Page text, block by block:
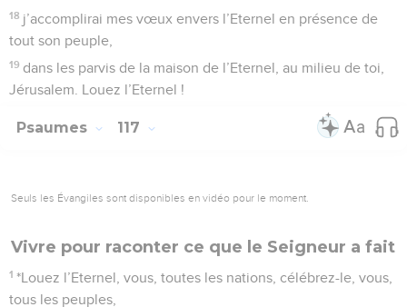
18 j’accomplirai mes vœux envers l’Eternel en présence de
tout son peuple,
19 dans les parvis de la maison de l’Eternel, au milieu de toi,
Jérusalem. Louez l’Eternel !
Psaumes 117
Seuls les Évangiles sont disponibles en vidéo pour le moment.
Vivre pour raconter ce que le Seigneur a fait
1 *Louez l’Eternel, vous, toutes les nations, célébrez-le, vous,
tous les peuples,